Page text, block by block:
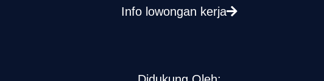
Info lowongan kerja